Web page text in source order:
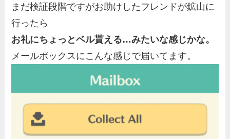
まだ検証段階ですがお助けしたフレンドが鉱山に
行ったら
お礼にちょっとベル貰える…みたいな感じかな。
メールボックスにこんな感じで届いてます。